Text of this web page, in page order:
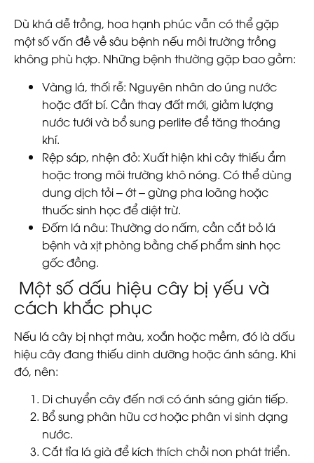
Dù khá dễ trồng, hoa hạnh phúcvẫn có thể gặp
một số vấn đề về sâu bệnh nếu môi trường trồng
không phù hợp. Những bệnh thường gặp bao gồm:
Vàng lá, thối rễ: Nguyên nhân do úng nước
hoặc đất bí. Cần thay đất mới, giảm lượng
nước tưới và bổ sung perlite để tăng thoáng
khí.
Rệp sáp, nhện đỏ: Xuất hiện khi cây thiếu ẩm
hoặc trong môi trường khô nóng. Có thể dùng
dung dịch tỏi – ớt – gừng pha loãng hoặc
thuốc sinh học để diệt trừ.
Đốm lá nâu: Thường do nấm, cần cắt bỏ lá
bệnh và xịt phòng bằng chế phẩm sinh học
gốc đồng.
Một số dấu hiệu cây bị yếu và
cách khắc phục
Nếu lá cây bị nhạt màu, xoắn hoặc mềm, đó là dấu
hiệu cây đang thiếu dinh dưỡng hoặc ánh sáng. Khi
đó, nên:
Di chuyển cây đến nơi có ánh sáng gián tiếp.
Bổ sung phân hữu cơ hoặc phân vi sinh dạng
nước.
Cắt tỉa lá già để kích thích chồi non phát triển.